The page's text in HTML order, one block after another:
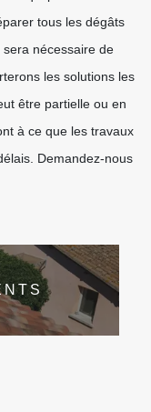
tous les dégâts
nécessaire de
les solutions les
être partielle ou en
à ce que les travaux
Demandez-nous